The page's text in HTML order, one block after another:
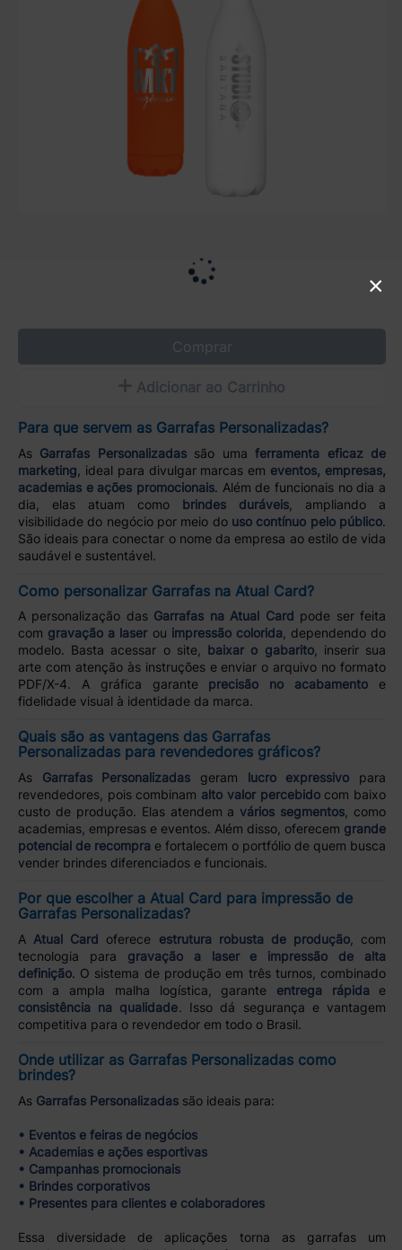
Comprar
Adicionar ao Carrinho
Para que servem as Garrafas Personalizadas?
As Garrafas Personalizadassão umaferramenta eficaz de
marketing , ideal para divulgar marcas em eventos, empresas,
academias e ações promocionais. Além de funcionais no dia a
dia, elas atuam como brindes duráveis , ampliando a
visibilidade do negócio por meio do uso contínuo pelo público.
São ideais para conectar o nome da empresa ao estilo de vida
saudável e sustentável.
Como personalizar Garrafas na Atual Card?
A personalização das Garrafas na Atual Card pode ser feita
com gravação a laserou impressão colorida, dependendo do
modelo. Basta acessar o site,
baixar o gabarito, inserir sua
arte com atenção às instruções e enviar o arquivo no formato
PDF/X-4. A gráfica garante precisão no acabamento e
fidelidade visual à identidade da marca.
Quais são as vantagens das Garrafas
Personalizadas para revendedores gráficos?
As Garrafas Personalizadas geram lucro expressivo para
revendedores, pois combinam alto valor percebidocom baixo
custo de produção. Elas atendem avários segmentos , como
academias, empresas e eventos. Além disso, oferecem grande
potencial de recomprae fortalecem o portfólio de quem busca
vender brindes diferenciados e funcionais.
Por que escolher a Atual Card para impressão de
Garrafas Personalizadas?
A Atual Card oferece estrutura robusta de produção , com
tecnologia para gravação a laser e impressão de alta
definição. O sistema de produção em três turnos, combinado
com a ampla malha logística, garante entrega rápidae
consistência na qualidade. Isso dá segurança e vantagem
competitiva para o revendedor em todo o Brasil.
Onde utilizar as Garrafas Personalizadas como
brindes?
As Garrafas Personalizadassão ideais para:
• Eventos e feiras de negócios
• Academias e ações esportivas
• Campanhas promocionais
• Brindes corporativos
• Presentes para clientes e colaboradores
Essa diversidade de aplicações torna as garrafas um
×